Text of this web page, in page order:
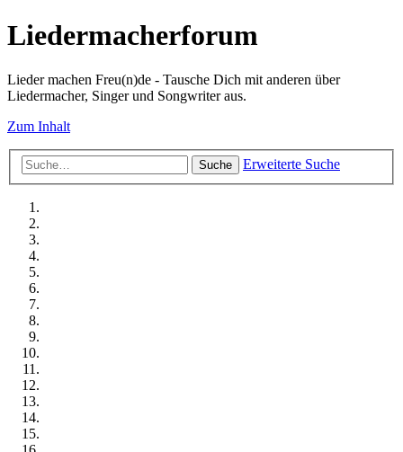
Liedermacherforum
Lieder machen Freu(n)de - Tausche Dich mit anderen über
Liedermacher, Singer und Songwriter aus.
Zum Inhalt
Suche Erweiterte Suche